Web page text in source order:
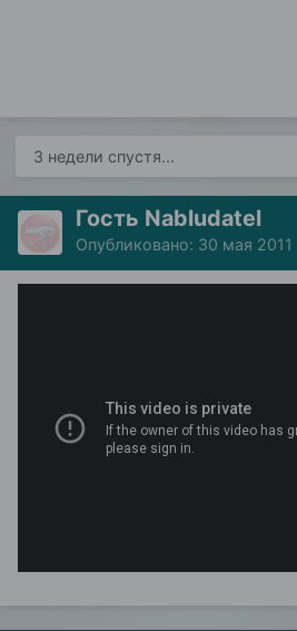
3 недели спустя...
Гость Nabludatel
Опубликовано: 30 мая 2011